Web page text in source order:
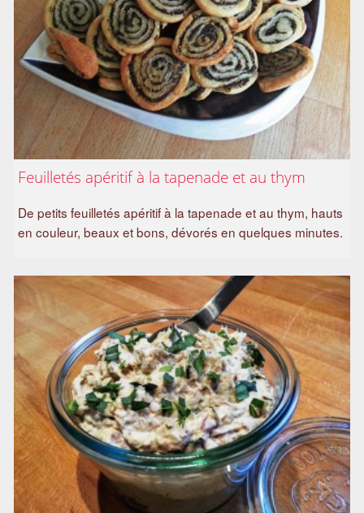
Feuilletés apéritif à la tapenade et au thym
De petits feuilletés apéritif à la tapenade et au thym, hauts
en couleur, beaux et bons, dévorés en quelques minutes.